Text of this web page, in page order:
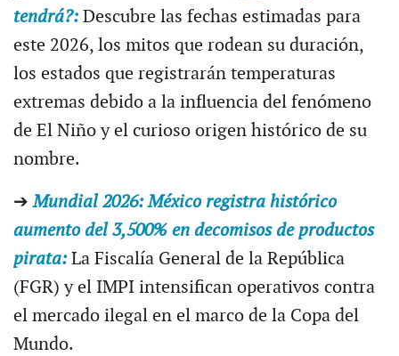
tendrá?:Descubre las fechas estimadas para
este 2026, los mitos que rodean su duración,
los estados que registrarán temperaturas
extremas debido a la influencia del fenómeno
de El Niño y el curioso origen histórico de su
nombre.
➔Mundial 2026: México registra histórico
aumento del 3,500% en decomisos de productos
pirata:La Fiscalía General de la República
(FGR) y el IMPI intensifican operativos contra
el mercado ilegal en el marco de la Copa del
Mundo.